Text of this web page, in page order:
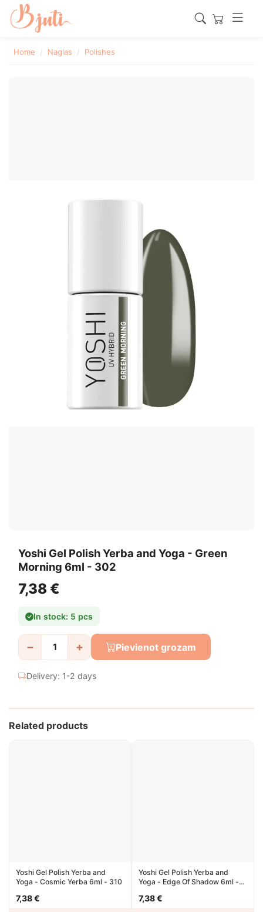
Home Naglas Polishes
Yoshi Gel Polish Yerba and Yoga - Green
Morning 6ml - 302
7,38 €
In stock: 5 pcs
− + Pievienot grozam
Delivery: 1-2 days
Related products
Yoshi Gel Polish Yerba and
Yoga - Cosmic Yerba 6ml - 310
7,38 €
Yoshi Gel Polish Yerba and
Yoga - Edge Of Shadow 6ml -
7,38 €